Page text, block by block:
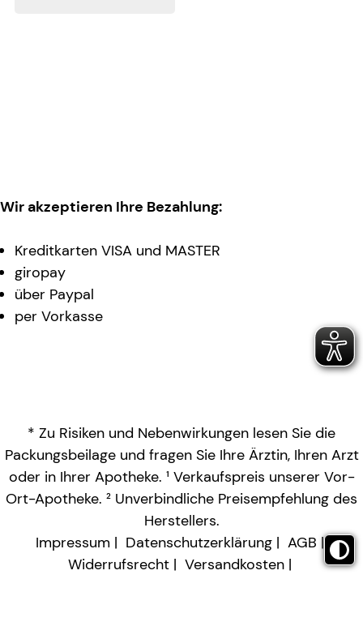
Wir akzeptieren Ihre Bezahlung:
Kreditkarten VISA und MASTER
giropay
über Paypal
per Vorkasse
* Zu Risiken und Nebenwirkungen lesen Sie die
Packungsbeilage und fragen Sie Ihre Ärztin, Ihren Arzt
oder in Ihrer Apotheke. ¹ Verkaufspreis unserer Vor-
Ort-Apotheke. ² Unverbindliche Preisempfehlung des
Herstellers.
Impressum
Datenschutzerklärung
AGB
Widerrufsrecht
Versandkosten